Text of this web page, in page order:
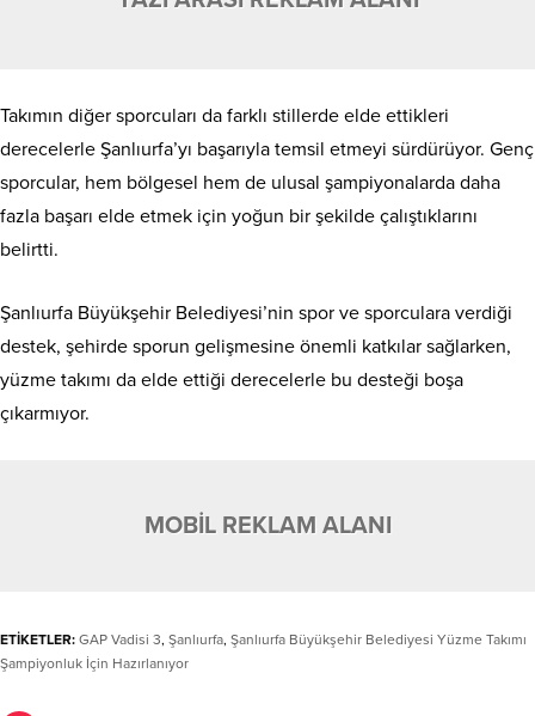
Takımın diğer sporcuları da farklı stillerde elde ettikleri
derecelerle Şanlıurfa’yı başarıyla temsil etmeyi sürdürüyor. Genç
sporcular, hem bölgesel hem de ulusal şampiyonalarda daha
fazla başarı elde etmek için yoğun bir şekilde çalıştıklarını
belirtti.
Şanlıurfa Büyükşehir Belediyesi’nin spor ve sporculara verdiği
destek, şehirde sporun gelişmesine önemli katkılar sağlarken,
yüzme takımı da elde ettiği derecelerle bu desteği boşa
çıkarmıyor.
MOBİL REKLAM ALANI
ETİKETLER: GAP Vadisi 3, Şanlıurfa, Şanlıurfa Büyükşehir Belediyesi Yüzme Takımı
Şampiyonluk İçin Hazırlanıyor